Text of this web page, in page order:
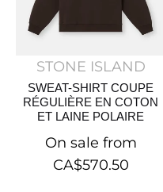
STONE ISLAND
SWEAT-SHIRT COUPE
RÉGULIÈRE EN COTON
ET LAINE POLAIRE
On sale from
CA$570.50